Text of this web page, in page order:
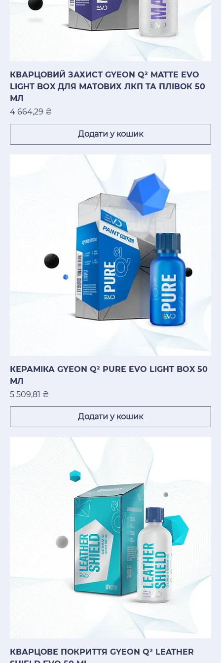
КВАРЦОВИЙ ЗАХИСТ GYEON Q² MATTE EVO
LIGHT BOX ДЛЯ МАТОВИХ ЛКП ТА ПЛІВОК 50
МЛ
Ціна
4 664,29 ₴
Додати у кошик
КЕРАМІКА GYEON Q² PURE EVO LIGHT BOX 50
МЛ
Ціна
5 509,81 ₴
Додати у кошик
КВАРЦОВЕ ПОКРИТТЯ GYEON Q² LEATHER